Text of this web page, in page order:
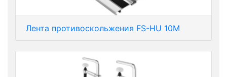
Лента противоскольжения FS-HU 10M